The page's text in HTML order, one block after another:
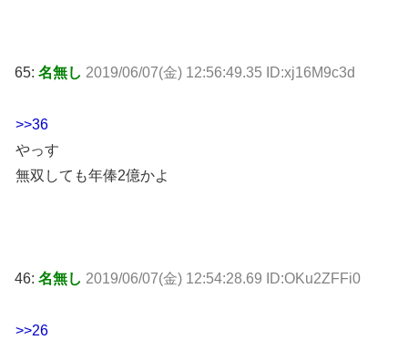
65: 名無し 2019/06/07(金) 12:56:49.35 ID:xj16M9c3d
>>36
やっす
無双しても年俸2億かよ
46: 名無し 2019/06/07(金) 12:54:28.69 ID:OKu2ZFFi0
>>26